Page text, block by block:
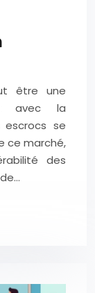
être une
avec la
escrocs se
ce marché,
des